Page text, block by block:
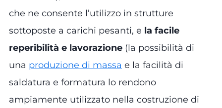
che ne consente l’utilizzo in strutture
sottoposte a carichi pesanti, e la facile
reperibilità e lavorazione (la possibilità di
una produzione di massa e la facilità di
saldatura e formatura lo rendono
ampiamente utilizzato nella costruzione di